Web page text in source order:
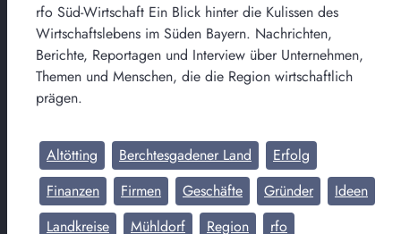
rfo Süd-Wirtschaft Ein Blick hinter die Kulissen des
Wirtschaftslebens im Süden Bayern. Nachrichten,
Berichte, Reportagen und Interview über Unternehmen,
Themen und Menschen, die die Region wirtschaftlich
prägen.
Altötting Berchtesgadener Land
Erfolg
Finanzen
Firmen Geschäfte Gründer
Ideen
Landkreise
Mühldorf Region
rfo